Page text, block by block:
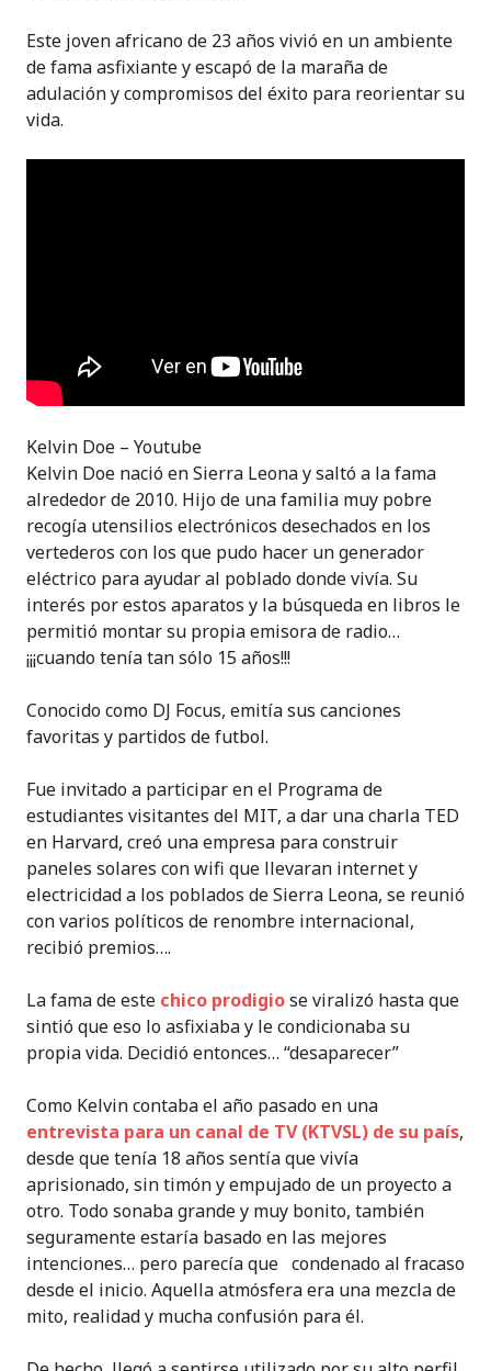
Este joven africano de 23 años vivió en un ambiente
de fama asfixiante y escapó de la maraña de
adulación y compromisos del éxito para reorientar su
vida.
Kelvin Doe – Youtube
Kelvin Doe nació en Sierra Leona y saltó a la fama
alrededor de 2010. Hijo de una familia muy pobre
recogía utensilios electrónicos desechados en los
vertederos con los que pudo hacer un generador
eléctrico para ayudar al poblado donde vivía. Su
interés por estos aparatos y la búsqueda en libros le
permitió montar su propia emisora de radio…
¡¡¡cuando tenía tan sólo 15 años!!!
Conocido como DJ Focus, emitía sus canciones
favoritas y partidos de futbol.
Fue invitado a participar en el Programa de
estudiantes visitantes del MIT, a dar una charla TED
en Harvard, creó una empresa para construir
paneles solares con wifi que llevaran internet y
electricidad a los poblados de Sierra Leona, se reunió
con varios políticos de renombre internacional,
recibió premios….
La fama de este chico prodigiose viralizó hasta que
sintió que eso lo asfixiaba y le condicionaba su
propia vida. Decidió entonces… “desaparecer”
Como Kelvin contaba el año pasado en una
entrevista para un canal de TV(KTVSL) de su país,
desde que tenía 18 años sentía que vivía
aprisionado, sin timón y empujado de un proyecto a
otro. Todo sonaba grande y muy bonito, también
seguramente estaría basado en las mejores
intenciones… pero parecía que condenado al fracaso
desde el inicio. Aquella atmósfera era una mezcla de
mito, realidad y mucha confusión para él.